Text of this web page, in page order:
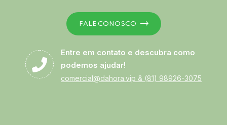
FALE CONOSCO
Entre em contato e descubra como
podemos ajudar!
comercial@dahora.vip & (81) 98926-3075